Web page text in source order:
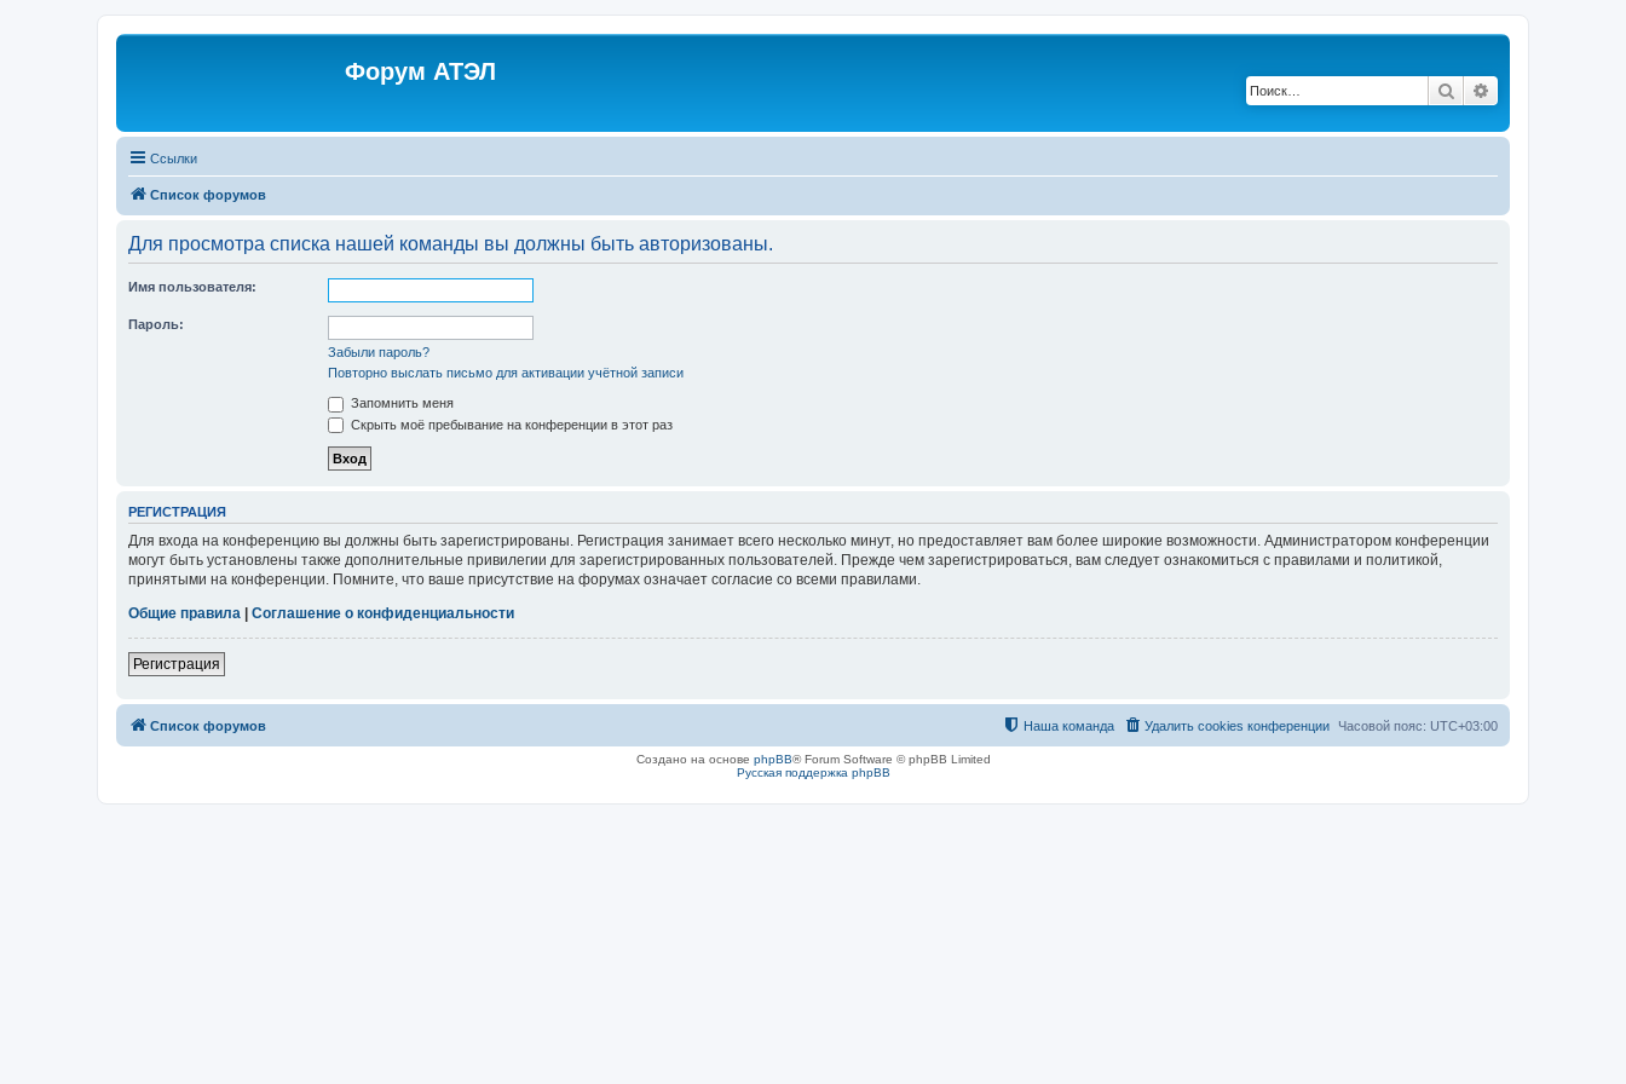
Форум АТЭЛ
Поиск
Ссылки
Список форумов
Для просмотра списка нашей команды вы должны быть авторизованы.
Имя пользователя:
Пароль:
Забыли пароль?
Повторно выслать письмо для активации учётной записи
Запомнить меня
Скрыть моё пребывание на конференции в этот раз
РЕГИСТРАЦИЯ
Для входа на конференцию вы должны быть зарегистрированы. Регистрация занимает всего несколько минут, но предоставляет вам более широкие возможности. Администратором конференции
могут быть установлены также дополнительные привилегии для зарегистрированных пользователей. Прежде чем зарегистрироваться, вам следует ознакомиться с правилами и политикой,
принятыми на конференции. Помните, что ваше присутствие на форумах означает согласие со всеми правилами.
Общие правила | Соглашение о конфиденциальности
Регистрация
Список форумов Часовой пояс: UTC+03:00
Удалить cookies конференции
Наша команда
Создано на основе phpBB® Forum Software © phpBB Limited
Русская поддержка phpBB